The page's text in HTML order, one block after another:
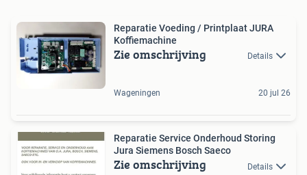
Reparatie Voeding / Printplaat JURA
Koffiemachine
Zie omschrijving Details
Wageningen 20 jul 26
Reparatie Service Onderhoud Storing
Jura Siemens Bosch Saeco
Zie omschrijving Details